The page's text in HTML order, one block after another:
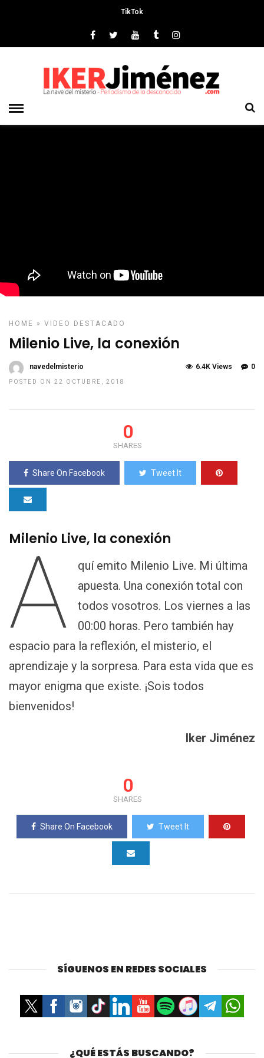
TikTok
HOME » VIDEO DESTACADO
Milenio Live, la conexión
navedelmisterio
POSTED ON 22 OCTUBRE, 2018
0
6.4K Views
0
SHARES
Share On Facebook Tweet It
Milenio Live, la conexión
A
quí emito Milenio Live. Mi última
apuesta. Una conexión total con
todos vosotros. Los viernes a las
00:00 horas. Pero también hay
espacio para la reflexión, el misterio, el
aprendizaje y la sorpresa. Para esta vida que es
mayor enigma que existe. ¡Sois todos
bienvenidos!
Iker Jiménez
0
SHARES
Share On Facebook Tweet It
SÍGUENOS EN REDES SOCIALES
¿QUÉ ESTÁS BUSCANDO?